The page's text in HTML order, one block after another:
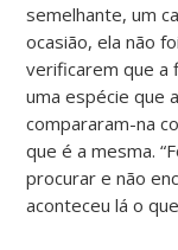
semelhante, um
ocasião, ela não
verificarem que a
uma espécie que
compararam-na
que é a mesma.
procurar e não
aconteceu lá o